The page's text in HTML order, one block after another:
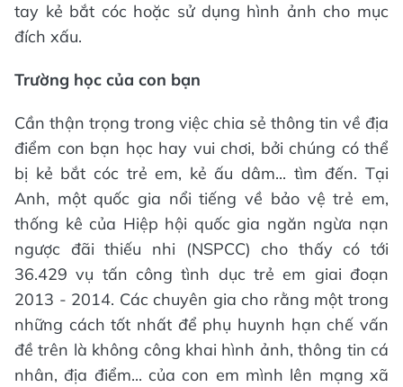
tay kẻ bắt cóc hoặc sử dụng hình ảnh cho mục
đích xấu.
Trường học của con bạn
Cần thận trọng trong việc chia sẻ thông tin về địa
điểm con bạn học hay vui chơi, bởi chúng có thể
bị kẻ bắt cóc trẻ em, kẻ ấu dâm... tìm đến. Tại
Anh, một quốc gia nổi tiếng về bảo vệ trẻ em,
thống kê của Hiệp hội quốc gia ngăn ngừa nạn
ngược đãi thiếu nhi (NSPCC) cho thấy có tới
36.429 vụ tấn công tình dục trẻ em giai đoạn
2013 - 2014. Các chuyên gia cho rằng một trong
những cách tốt nhất để phụ huynh hạn chế vấn
đề trên là không công khai hình ảnh, thông tin cá
nhân, địa điểm... của con em mình lên mạng xã